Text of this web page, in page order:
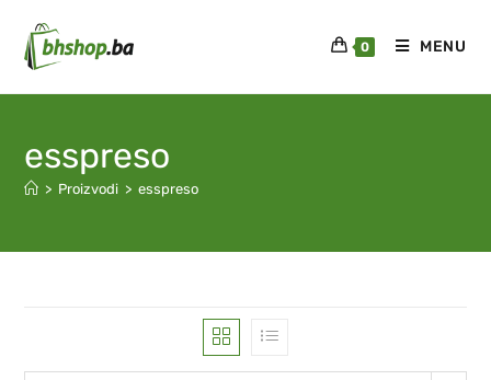
0 MENU
esspreso
> Proizvodi > esspreso